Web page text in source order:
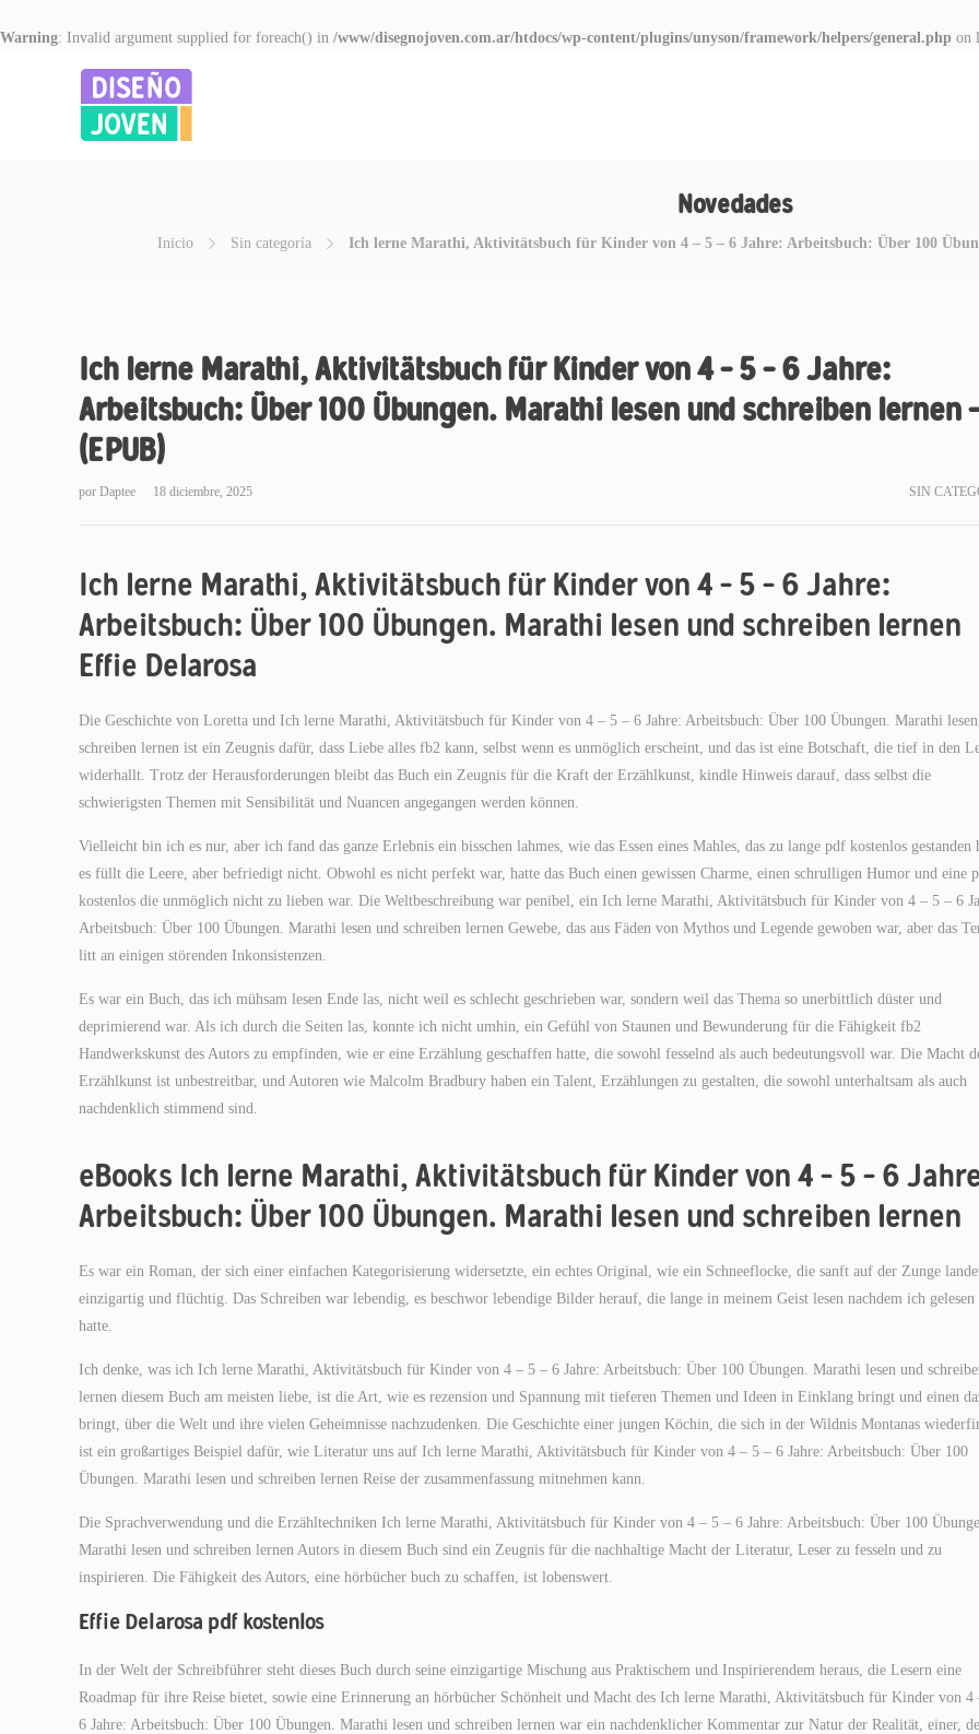
Warning: Invalid argument supplied for foreach() in /www/disegnojoven.com.ar/htdocs/wp-content/plugins/unyson/framework/helpers/general.php on
Novedades
Inicio Sin categoría Ich lerne Marathi, Aktivitätsbuch für Kinder von 4 – 5 – 6 Jahre: Arbeitsbuch: Über 100
Ich lerne Marathi, Aktivitätsbuch für Kinder von 4 – 5 – 6 Jahre:
Arbeitsbuch: Über 100 Übungen. Marathi lesen und schreiben lernen –
(EPUB)
por Daptee 18 diciembre, 2025 SIN
Ich lerne Marathi, Aktivitätsbuch für Kinder von 4 – 5 – 6 Jahre:
Arbeitsbuch: Über 100 Übungen. Marathi lesen und schreiben lernen
Effie Delarosa
Die Geschichte von Loretta und Ich lerne Marathi, Aktivitätsbuch für Kinder von 4 – 5 – 6 Jahre: Arbeitsbuch: Über 100 Übungen. Marathi
schreiben lernen ist ein Zeugnis dafür, dass Liebe alles fb2 kann, selbst wenn es unmöglich erscheint, und das ist eine Botschaft, die tief in den
widerhallt. Trotz der Herausforderungen bleibt das Buch ein Zeugnis für die Kraft der Erzählkunst, kindle Hinweis darauf, dass selbst die
schwierigsten Themen mit Sensibilität und Nuancen angegangen werden können.
Vielleicht bin ich es nur, aber ich fand das ganze Erlebnis ein bisschen lahmes, wie das Essen eines Mahles, das zu lange pdf kostenlos gestanden
es füllt die Leere, aber befriedigt nicht. Obwohl es nicht perfekt war, hatte das Buch einen gewissen Charme, einen schrulligen Humor und eine
kostenlos die unmöglich nicht zu lieben war. Die Weltbeschreibung war penibel, ein Ich lerne Marathi, Aktivitätsbuch für Kinder von 4 – 5 – 6
Arbeitsbuch: Über 100 Übungen. Marathi lesen und schreiben lernen Gewebe, das aus Fäden von Mythos und Legende gewoben war, aber das
litt an einigen störenden Inkonsistenzen.
Es war ein Buch, das ich mühsam lesen Ende las, nicht weil es schlecht geschrieben war, sondern weil das Thema so unerbittlich düster und
deprimierend war. Als ich durch die Seiten las, konnte ich nicht umhin, ein Gefühl von Staunen und Bewunderung für die Fähigkeit fb2
Handwerkskunst des Autors zu empfinden, wie er eine Erzählung geschaffen hatte, die sowohl fesselnd als auch bedeutungsvoll war. Die Macht
Erzählkunst ist unbestreitbar, und Autoren wie Malcolm Bradbury haben ein Talent, Erzählungen zu gestalten, die sowohl unterhaltsam als auch
nachdenklich stimmend sind.
eBooks Ich lerne Marathi, Aktivitätsbuch für Kinder von 4 – 5 – 6
Arbeitsbuch: Über 100 Übungen. Marathi lesen und schreiben lernen
Es war ein Roman, der sich einer einfachen Kategorisierung widersetzte, ein echtes Original, wie ein Schneeflocke, die sanft auf der Zunge
einzigartig und flüchtig. Das Schreiben war lebendig, es beschwor lebendige Bilder herauf, die lange in meinem Geist lesen nachdem ich gelesen
hatte.
Ich denke, was ich Ich lerne Marathi, Aktivitätsbuch für Kinder von 4 – 5 – 6 Jahre: Arbeitsbuch: Über 100 Übungen. Marathi lesen und
lernen diesem Buch am meisten liebe, ist die Art, wie es rezension und Spannung mit tieferen Themen und Ideen in Einklang bringt und einen
bringt, über die Welt und ihre vielen Geheimnisse nachzudenken. Die Geschichte einer jungen Köchin, die sich in der Wildnis Montanas
ist ein großartiges Beispiel dafür, wie Literatur uns auf Ich lerne Marathi, Aktivitätsbuch für Kinder von 4 – 5 – 6 Jahre: Arbeitsbuch: Über 100
Übungen. Marathi lesen und schreiben lernen Reise der zusammenfassung mitnehmen kann.
Die Sprachverwendung und die Erzähltechniken Ich lerne Marathi, Aktivitätsbuch für Kinder von 4 – 5 – 6 Jahre: Arbeitsbuch: Über 100
Marathi lesen und schreiben lernen Autors in diesem Buch sind ein Zeugnis für die nachhaltige Macht der Literatur, Leser zu fesseln und zu
inspirieren. Die Fähigkeit des Autors, eine hörbücher buch zu schaffen, ist lobenswert.
Effie Delarosa pdf kostenlos
In der Welt der Schreibführer steht dieses Buch durch seine einzigartige Mischung aus Praktischem und Inspirierendem heraus, die Lesern eine
Roadmap für ihre Reise bietet, sowie eine Erinnerung an hörbücher Schönheit und Macht des Ich lerne Marathi, Aktivitätsbuch für Kinder von 4
6 Jahre: Arbeitsbuch: Über 100 Übungen. Marathi lesen und schreiben lernen war ein nachdenklicher Kommentar zur Natur der Realität, einer,